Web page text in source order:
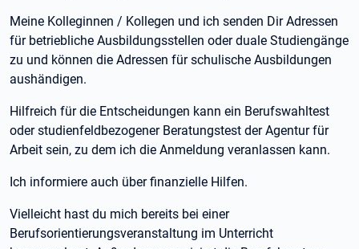
Meine Kolleginnen / Kollegen und ich senden Dir Adressen
für betriebliche Ausbildungsstellen oder duale Studiengänge
zu und können die Adressen für schulische Ausbildungen
aushändigen.
Hilfreich für die Entscheidungen kann ein Berufswahltest
oder studienfeldbezogener Beratungstest der Agentur für
Arbeit sein, zu dem ich die Anmeldung veranlassen kann.
Ich informiere auch über finanzielle Hilfen.
Vielleicht hast du mich bereits bei einer
Berufsorientierungsveranstaltung im Unterricht